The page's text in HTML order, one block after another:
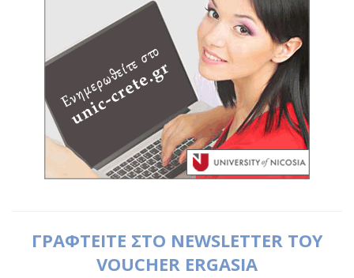
ΓΡΑΦΤΕΙΤΕ ΣΤΟ NEWSLETTER ΤΟΥ
VOUCHER ERGASIA